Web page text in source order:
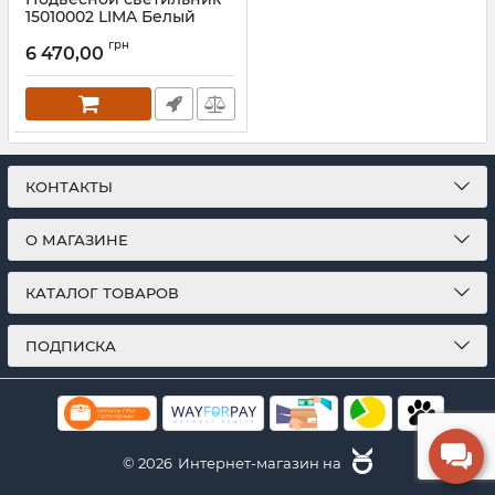
15010002 LIMA Белый
6 470,00 грн
КОНТАКТЫ
О МАГАЗИНЕ
КАТАЛОГ ТОВАРОВ
ПОДПИСКА
© 2026 Интернет-магазин на